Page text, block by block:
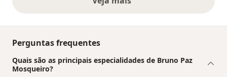
opiniões acima
Perguntas frequentes
Quais são as principais especialidades de Bruno Paz
Mosqueiro?